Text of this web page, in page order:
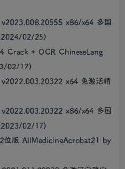
x86/x64 多国
02/25)
Crack + OCR ChineseLang
02/17)
x64 免激活精
x86/x64 多国
02/17)
位版 AllMedicineAcrobat21 by